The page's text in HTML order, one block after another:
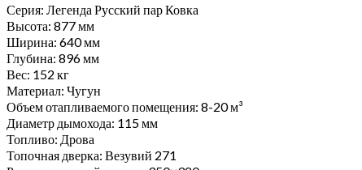
Серия: Легенда Русский пар Ковка
Высота: 877мм
Ширина: 640мм
Глубина: 896мм
Вес: 152 кг
Материал: Чугун
Объем отапливаемого помещения: 8-20м³
Диаметр дымохода: 115мм
Топливо: Дрова
Топочная дверка: Везувий 271